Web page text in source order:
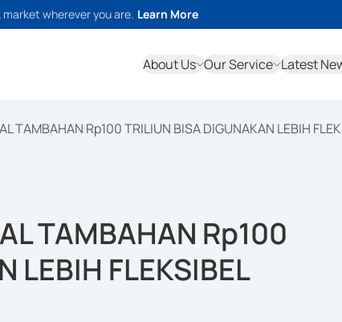
wherever you are. Learn More
About Us Our Service Latest
TAMBAHAN Rp100 TRILIUN BISA DIGUNAKAN LEBIH
TAMBAHAN Rp100
LEBIH FLEKSIBEL